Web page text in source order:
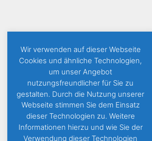
Wir verwenden auf dieser Webseite
Cookies und ähnliche Technologien,
um unser Angebot
nutzungsfreundlicher für Sie zu
gestalten. Durch die Nutzung unserer
Webseite stimmen Sie dem Einsatz
dieser Technologien zu. Weitere
Informationen hierzu und wie Sie der
Verwendung dieser Technologien